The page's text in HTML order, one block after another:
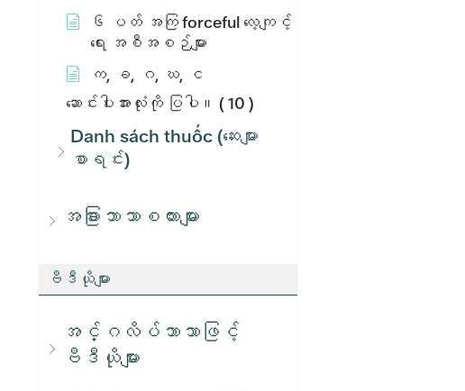
၆ ပတ် အကြ forceful လေ့ကျင့်
ရေး အစီအစဉ်များ
က, ခ, ဂ, ဃ, င
ဆောင်းပါးအားလုံးကို ပြပါ။ ( 10 )
Danh sách thuốc (ဆေးများ
စာရင်း)
အခြားဘာသာစကားများ
ဗီဒီယိုများ
အင်္ဂလိပ်ဘာသာဖြင့်
ဗီဒီယိုများ